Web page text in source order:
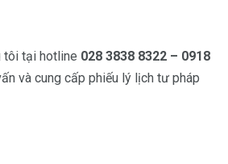
tôi tại hotline 028 3838 8322 – 0918
và cung cấp phiếu lý lịch tư pháp